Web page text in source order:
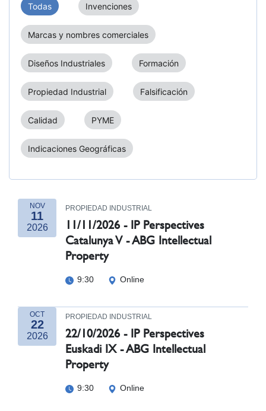
Todas Invenciones
Marcas y nombres comerciales
Diseños Industriales Formación
Propiedad Industrial Falsificación
Calidad PYME
Indicaciones Geográficas
NOV
11
2026
PROPIEDAD INDUSTRIAL
11/11/2026 - IP Perspectives
Catalunya V - ABG Intellectual
Property
9:30 Online
OCT
22
2026
PROPIEDAD INDUSTRIAL
22/10/2026 - IP Perspectives
Euskadi IX - ABG Intellectual
Property
9:30 Online